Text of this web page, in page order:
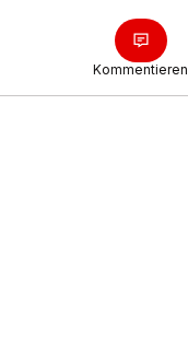
Kommentieren